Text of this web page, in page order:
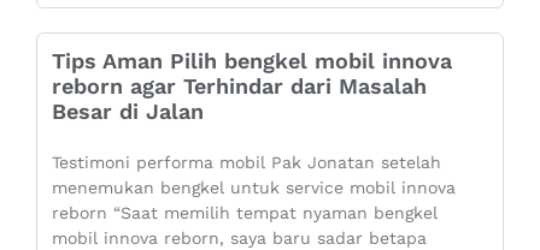
Tips Aman Pilih bengkel mobil innova
reborn agar Terhindar dari Masalah
Besar di Jalan
Testimoni performa mobil Pak Jonatan setelah
menemukan bengkel untuk service mobil innova
reborn “Saat memilih tempat nyaman bengkel
mobil innova reborn, saya baru sadar betapa